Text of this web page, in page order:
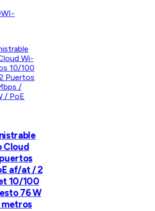
WI-
Cloud
af/at / 2
10/100
76 W
metros